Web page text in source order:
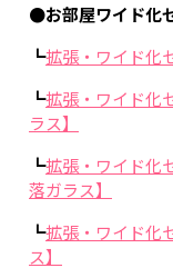
●お部屋ワイド化
┗拡張・ワイド化
┗拡張・ワイド化
ラス】
┗拡張・ワイド化
落ガラス】
┗拡張・ワイド化
ス】